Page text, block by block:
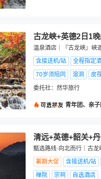
古龙峡+英德2日1
温泉酒店｜『古龙峡』峡
含接送机/站
全程指定
70岁须陪同
溶洞
皮
委托社： 然华旅行
青年团、亲
清远+英德+韶关+
甄选路线·向北而行｜古
暑期大促
含接送机/站
禅院
宗祠
自选酒店